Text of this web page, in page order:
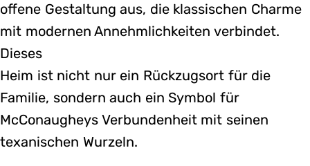
offene Gestaltung aus, die klassischen Charme
mit modernen Annehmlichkeiten verbindet.
Dieses
Heim ist nicht nur ein Rückzugsort für die
Familie, sondern auch ein Symbol für
McConaugheys Verbundenheit mit seinen
texanischen Wurzeln.